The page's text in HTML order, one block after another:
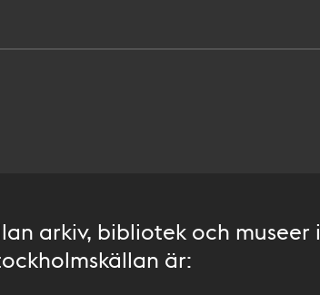
arkiv, bibliotek och museer i
är: